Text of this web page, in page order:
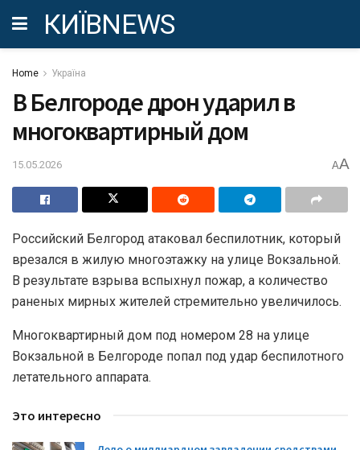
КИЇВNEWS
Home Україна
В Белгороде дрон ударил в
многоквартирный дом
15.05.2026 AA
Российский Белгород атаковал беспилотник, который
врезался в жилую многоэтажку на улице Вокзальной.
В результате взрыва вспыхнул пожар, а количество
раненых мирных жителей стремительно увеличилось.
Многоквартирный дом под номером 28 на улице
Вокзальной в Белгороде попал под удар беспилотного
летательного аппарата.
Это интересно